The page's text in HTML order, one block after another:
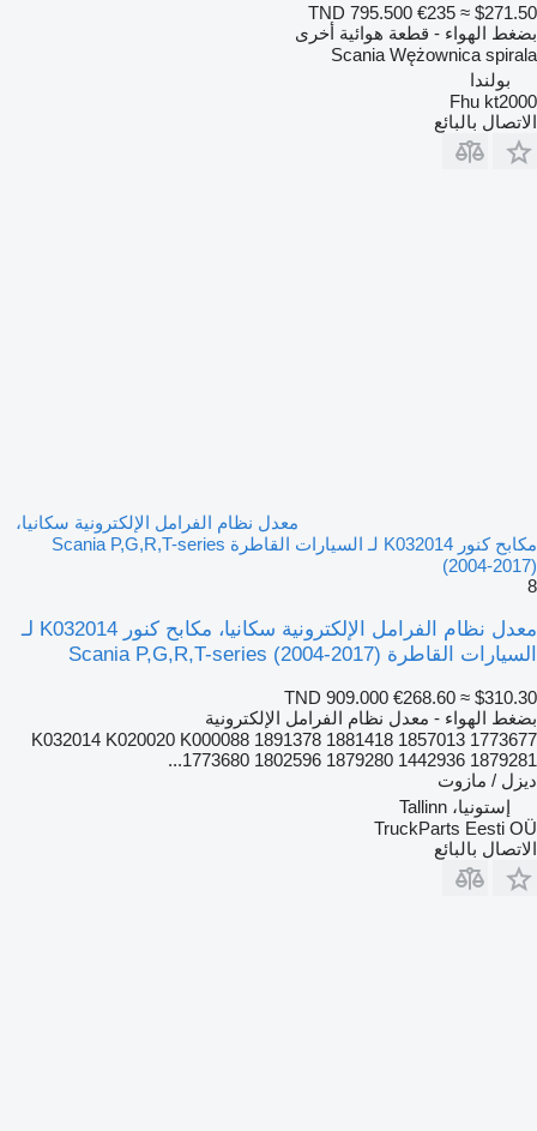
TND 795.500 €235 ≈ $271.50
بضغط الهواء - قطعة هوائية أخرى
Scania Wężownica spirala
بولندا
Fhu kt2000
الاتصال بالبائع
معدل نظام الفرامل الإلكترونية سكانيا،
مكابح كنور K032014 لـ السيارات القاطرة Scania P,G,R,T-series
(2004-2017)
8
معدل نظام الفرامل الإلكترونية سكانيا، مكابح كنور K032014 لـ
السيارات القاطرة Scania P,G,R,T-series (2004-2017)
TND 909.000 €268.60 ≈ $310.30
بضغط الهواء - معدل نظام الفرامل الإلكترونية
K032014 K020020 K000088 1891378 1881418 1857013 1773677
1773680 1802596 1879280 1442936 1879281...
ديزل / مازوت
إستونيا، Tallinn
TruckParts Eesti OÜ
الاتصال بالبائع